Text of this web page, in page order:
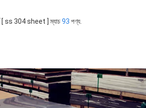
[ ss 304 sheet ] ম্যাচ93 পণ্য.